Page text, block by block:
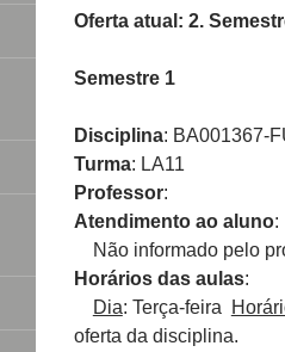
Oferta atual: 2.
Semestre 1
Disciplina: BA001367-
Turma: LA11
Professor:
Atendimento ao aluno:
Não informado pelo
Horários das aulas:
Dia: Terça-feira
oferta da disciplina.